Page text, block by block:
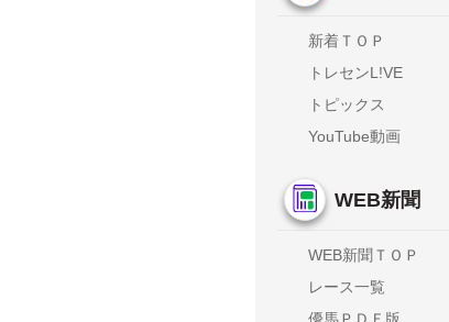
新着ＴＯＰ
トレセンL!VE
トピックス
YouTube動画
WEB新聞
WEB新聞ＴＯＰ
レース一覧
優馬ＰＤＦ版